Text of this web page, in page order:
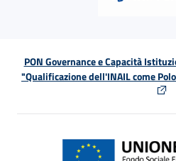
PON Governance e Capacità
"Qualificazione dell'INAIL come